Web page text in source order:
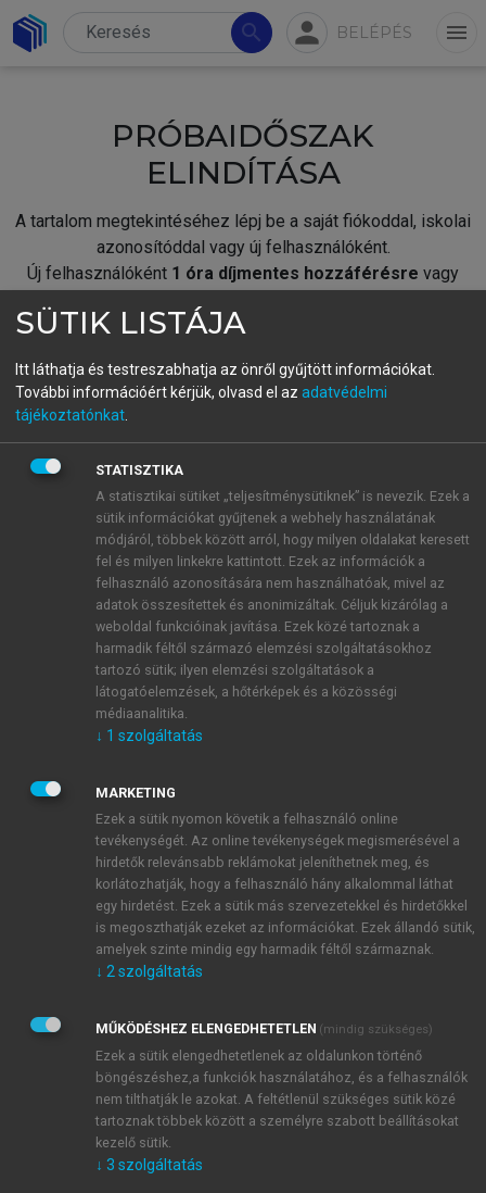
search person BELÉPÉS menu
PRÓBAIDŐSZAK
ELINDÍTÁSA
A tartalom megtekintéséhez lépj be a saját fiókoddal, iskolai
azonosítóddal vagy új felhasználóként.
Új felhasználóként 1 óra díjmentes hozzáférésre vagy
fiókoddal,vagy hozz létre új fiókot.
A regisztráció után apróbaidőszakautomatikusan
BELÉPÉS SAJÁT FIÓKKAL
ÚJ FIÓK LÉTREHOZÁSA
1 óra díjmentes hozzáférés
E-MAIL-CÍM
JELSZÓ
JELSZÓ ÚJRA
Kérek értesítést a MeRSZ újdonságairól, akcióiról.
Kérek értesítést az Akadémiai Kiadó Zrt. újdonságairól,
Adatkezelési tájékoztatóbanfoglaltakat tudomásul
veszem és elfogadom.
Általános vásárlási feltételeket, valamint a szotar.netés a
mersz.huoldalak licencszerződéseiben foglaltakat
tudomásul veszem és elfogadom.
KIPRÓBÁLOM
SÜTIK LISTÁJA
Itt láthatja és testreszabhatja az önről gyűjtött információkat.
További információért kérjük, olvasd el az adatvédelmi
tájékoztatónkat
STATISZTIKA
A statisztikai sütiket „teljesítménysütiknek” is nevezik. Ezek a
sütik információkat gyűjtenek a webhely használatának
módjáról, többek között arról, hogy milyen oldalakat keresett
fel és milyen linkekre kattintott. Ezek az információk a
felhasználó azonosítására nem használhatóak, mivel az
adatok összesítettek és anonimizáltak. Céljuk kizárólag a
weboldal funkcióinak javítása. Ezek közé tartoznak a
harmadik féltől származó elemzési szolgáltatásokhoz
tartozó sütik; ilyen elemzési szolgáltatások a
látogatóelemzések, a hőtérképek és a közösségi
médiaanalitika.
↓ 1 szolgáltatás
MARKETING
Ezek a sütik nyomon követik a felhasználó online
tevékenységét. Az online tevékenységek megismerésével a
hirdetők relevánsabb reklámokat jeleníthetnek meg, és
korlátozhatják, hogy a felhasználó hány alkalommal láthat
egy hirdetést. Ezek a sütik más szervezetekkel és hirdetőkkel
is megoszthatják ezeket az információkat. Ezek állandó sütik,
amelyek szinte mindig egy harmadik féltől származnak.
↓ 2 szolgáltatás
MŰKÖDÉSHEZ ELENGEDHETETLEN (mindig szükséges)
Ezek a sütik elengedhetetlenek az oldalunkon történő
böngészéshez,a funkciók használatához, és a felhasználók
nem tilthatják le azokat. A feltétlenül szükséges sütik közé
tartoznak többek között a személyre szabott beállításokat
kezelő sütik.
↓ 3 szolgáltatás